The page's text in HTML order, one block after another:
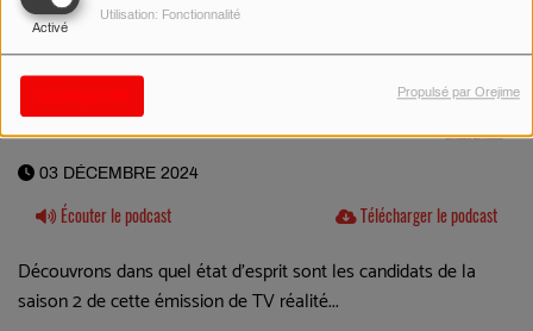
Activé
Utilisation: Fonctionnalité
Propulsé par Orejime
03 DÉCEMBRE 2024
Écouter le podcast Télécharger le podcast
Découvrons dans quel état d'esprit sont les candidats de la
saison 2 de cette émission de TV réalité...